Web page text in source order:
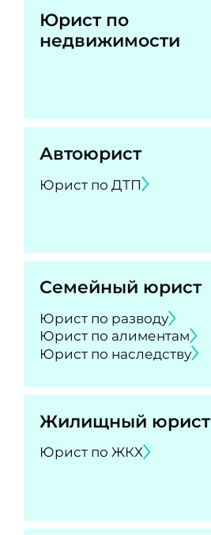
Юрист по
недвижимости
Автоюрист
Юрист по ДТП
Семейный юрист
Юрист по разводу
Юрист по алиментам
Юрист по наследству
Жилищный юрист
Юрист по ЖКХ